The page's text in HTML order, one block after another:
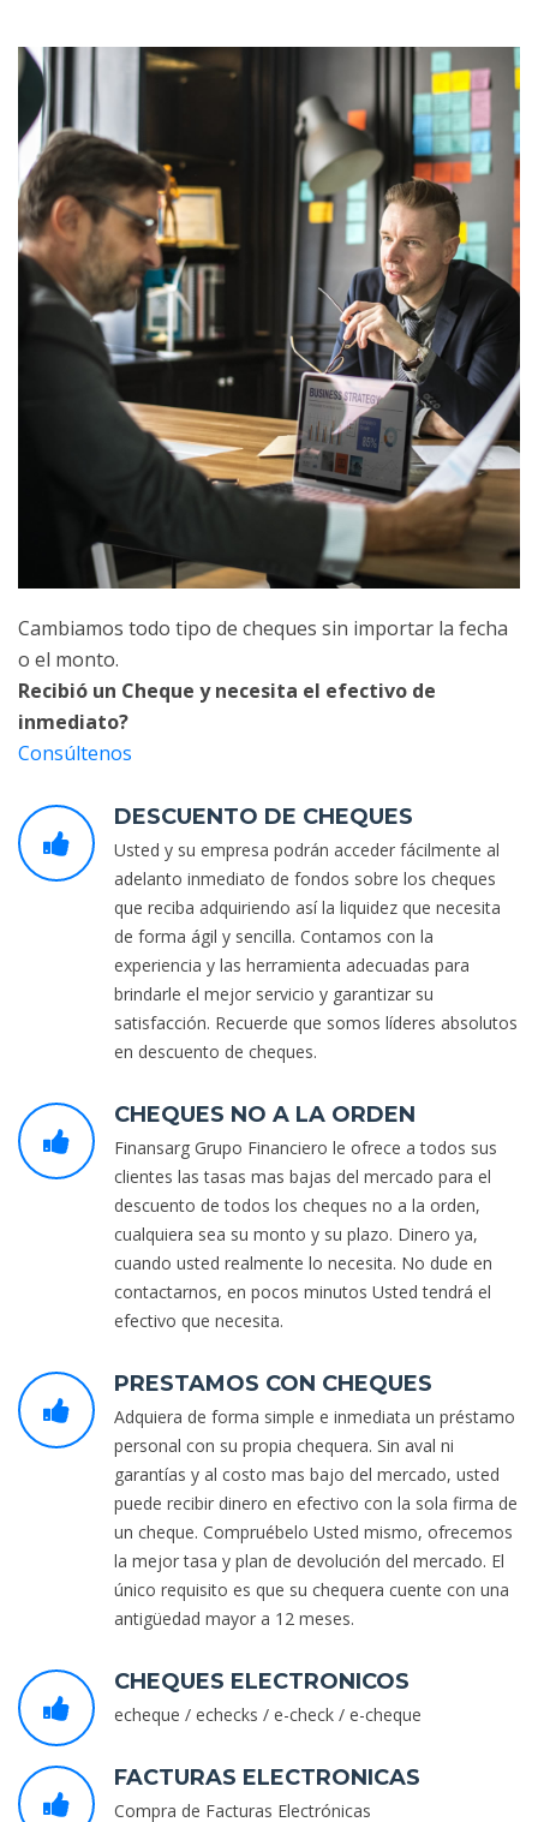
Cambiamos todo tipo de cheques sin importar la fecha
o el monto.
Recibió un Cheque y necesita el efectivo de
inmediato?
Consúltenos
DESCUENTO DE CHEQUES
Usted y su empresa podrán acceder fácilmente al
adelanto inmediato de fondos sobre los cheques
que reciba adquiriendo así la liquidez que necesita
de forma ágil y sencilla. Contamos con la
experiencia y las herramienta adecuadas para
brindarle el mejor servicio y garantizar su
satisfacción. Recuerde que somos líderes absolutos
en descuento de cheques.
CHEQUES NO A LA ORDEN
Finansarg Grupo Financiero le ofrece a todos sus
clientes las tasas mas bajas del mercado para el
descuento de todos los cheques no a la orden,
cualquiera sea su monto y su plazo. Dinero ya,
cuando usted realmente lo necesita. No dude en
contactarnos, en pocos minutos Usted tendrá el
efectivo que necesita.
PRESTAMOS CON CHEQUES
Adquiera de forma simple e inmediata un préstamo
personal con su propia chequera. Sin aval ni
garantías y al costo mas bajo del mercado, usted
puede recibir dinero en efectivo con la sola firma de
un cheque. Compruébelo Usted mismo, ofrecemos
la mejor tasa y plan de devolución del mercado. El
único requisito es que su chequera cuente con una
antigüedad mayor a 12 meses.
CHEQUES ELECTRONICOS
echeque / echecks / e-check / e-cheque
FACTURAS ELECTRONICAS
Compra de Facturas Electrónicas